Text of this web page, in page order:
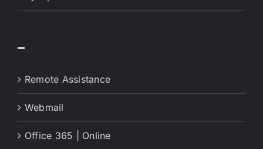
–
Remote Assistance
Webmail
Office 365 | Online